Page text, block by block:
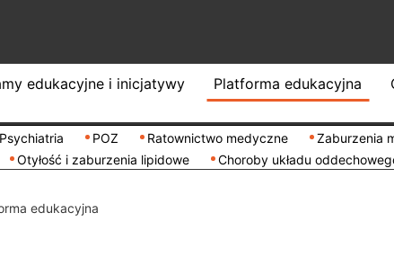
edukacyjne i inicjatywy Platforma edukacyjna
Psychiatria POZ Ratownictwo medyczne Zaburzenia
Otyłość i zaburzenia lipidowe Choroby układu
edukacyjna